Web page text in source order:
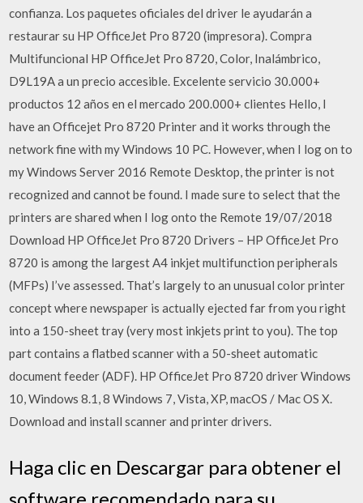
confianza. Los paquetes oficiales del driver le ayudarán a
restaurar su HP OfficeJet Pro 8720 (impresora). Compra
Multifuncional HP OfficeJet Pro 8720, Color, Inalámbrico,
D9L19A a un precio accesible. Excelente servicio 30.000+
productos 12 años en el mercado 200.000+ clientes Hello, I
have an Officejet Pro 8720 Printer and it works through the
network fine with my Windows 10 PC. However, when I log on to
my Windows Server 2016 Remote Desktop, the printer is not
recognized and cannot be found. I made sure to select that the
printers are shared when I log onto the Remote 19/07/2018
Download HP OfficeJet Pro 8720 Drivers – HP OfficeJet Pro
8720 is among the largest A4 inkjet multifunction peripherals
(MFPs) I’ve assessed. That’s largely to an unusual color printer
concept where newspaper is actually ejected far from you right
into a 150-sheet tray (very most inkjets print to you). The top
part contains a flatbed scanner with a 50-sheet automatic
document feeder (ADF). HP OfficeJet Pro 8720 driver Windows
10, Windows 8.1, 8 Windows 7, Vista, XP, macOS / Mac OS X.
Download and install scanner and printer drivers.
Haga clic en Descargar para obtener el
software recomendado para su